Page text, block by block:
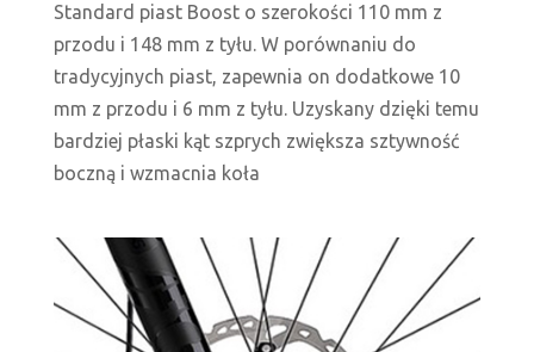
Standard piast Boost o szerokości 110 mm z
przodu i 148 mm z tyłu. W porównaniu do
tradycyjnych piast, zapewnia on dodatkowe 10
mm z przodu i 6 mm z tyłu. Uzyskany dzięki temu
bardziej płaski kąt szprych zwiększa sztywność
boczną i wzmacnia koła